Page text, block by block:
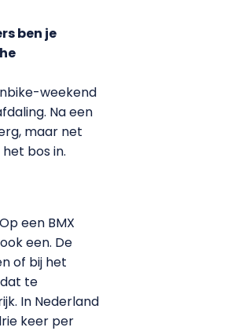
ben je
weekend
Na een
maar net
bos in.
een BMX
een. De
of bij het
te
In Nederland
keer per